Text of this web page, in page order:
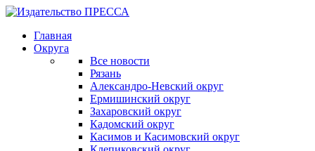
Главная
Округа
Все новости
Рязань
Александро-Невский округ
Ермишинский округ
Захаровский округ
Кадомский округ
Касимов и Касимовский округ